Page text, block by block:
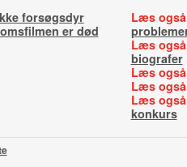
forsøgsdyr
er død
Læs
Læs
biografer
Læs
Læs
Læs
konkurs